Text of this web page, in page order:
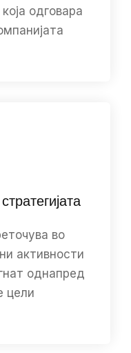
одговара
во
активности
однапред
цели